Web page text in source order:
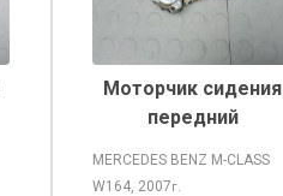
Моторчик сидения
передний
MERCEDES BENZ M-CLASS
W164, 2007г.